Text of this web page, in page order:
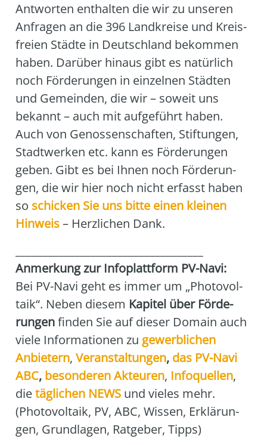
Ant­wor­ten ent­hal­ten die wir zu unse­ren
Anfra­gen an die 396 Land­krei­se und Kreis­
frei­en Städ­te in Deutsch­land bekom­men
haben. Dar­über hin­aus gibt es natür­lich
noch För­de­run­gen in ein­zel­nen Städ­ten
und Gemein­den, die wir – soweit uns
bekannt – auch mit auf­ge­führt haben.
Auch von Genos­sen­schaf­ten, Stif­tun­gen,
Stadt­wer­ken etc. kann es För­de­run­gen
geben. Gibt es bei Ihnen noch För­de­run­
gen, die wir hier noch nicht erfasst haben
so schi­cken Sie uns bit­te einen klei­nen
Hin­weis– Herz­li­chen Dank.
Anmer­kung zur Info­platt­form PV-Navi:
Bei PV-Navi geht es immer um „Pho­to­vol­
ta­ik“. Neben die­sem Kapi­tel über För­de­
run­genfin­den Sie auf die­ser Domain auch
vie­le Infor­ma­tio­nen zu gewerb­li­chen
Anbie­tern, Ver­an­stal­tun­gen, das PV-Navi
ABC, beson­de­ren Akteu­ren, Info­quel­len,
dietäg­li­chen NEWS und vie­les mehr.
(Pho­to­vol­ta­ik, PV, ABC, Wis­sen, Erklä­run­
gen, Grund­la­gen, Rat­ge­ber, Tipps)